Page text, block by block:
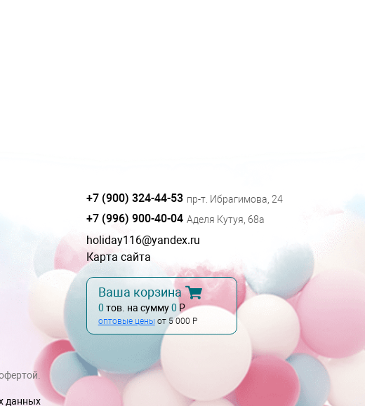
+7 (900) 324-44-53 пр-т. Ибрагимова, 24
+7 (996) 900-40-04 Аделя Кутуя, 68а
holiday116@yandex.ru
Карта сайта
Ваша корзина
0 тов. на сумму0 Р
оптовые цены от 5 000 Р
данных